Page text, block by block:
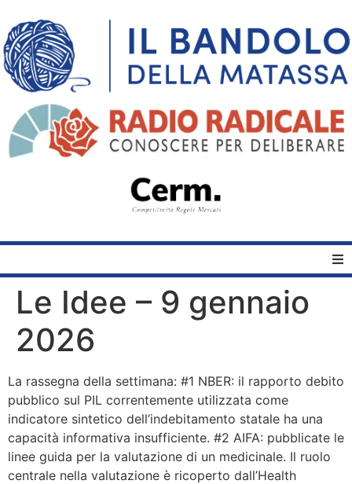
Home
Bandolo
Connessioni
Fondazione CERM
Le Idee – 9 gennaio
2026
La rassegna della settimana: #1 NBER: il rapporto debito
pubblico sul PIL correntemente utilizzata come
indicatore sintetico dell’indebitamento statale ha una
capacità informativa insufficiente. #2 AIFA: pubblicate le
linee guida per la valutazione di un medicinale. Il ruolo
centrale nella valutazione è ricoperto dall’Health